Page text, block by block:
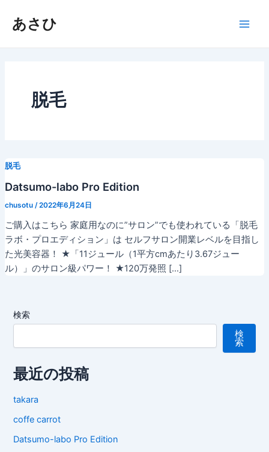
あさひ
脱毛
脱毛
Datsumo-labo Pro Edition
chusotu /2022年6月24日
ご購入はこちら 家庭用なのに”サロン”でも使われている「脱毛
ラボ・プロエディション」は セルフサロン開業レベルを目指し
た光美容器！ ★「11ジュール（1平方cmあたり3.67ジュー
ル）」のサロン級パワー！ ★120万発照 […]
検索
検
索
最近の投稿
takara
coffe carrot
Datsumo-labo Pro Edition